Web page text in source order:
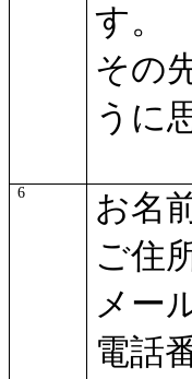
す。
その
うに
6
お名
ご住
メー
電話